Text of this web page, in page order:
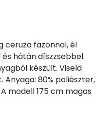
ceruza fazonnal, él
hátán díszzsebbel.
készült. Viseld
Anyaga: 80% poliészter,
A modell 175 cm magas